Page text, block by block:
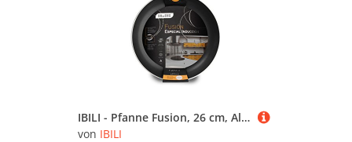
IBILI - Pfanne Fusion, 26 cm, Aluminium, Anti-Haft, geeignet für Induktion, Schwarz
von IBILI